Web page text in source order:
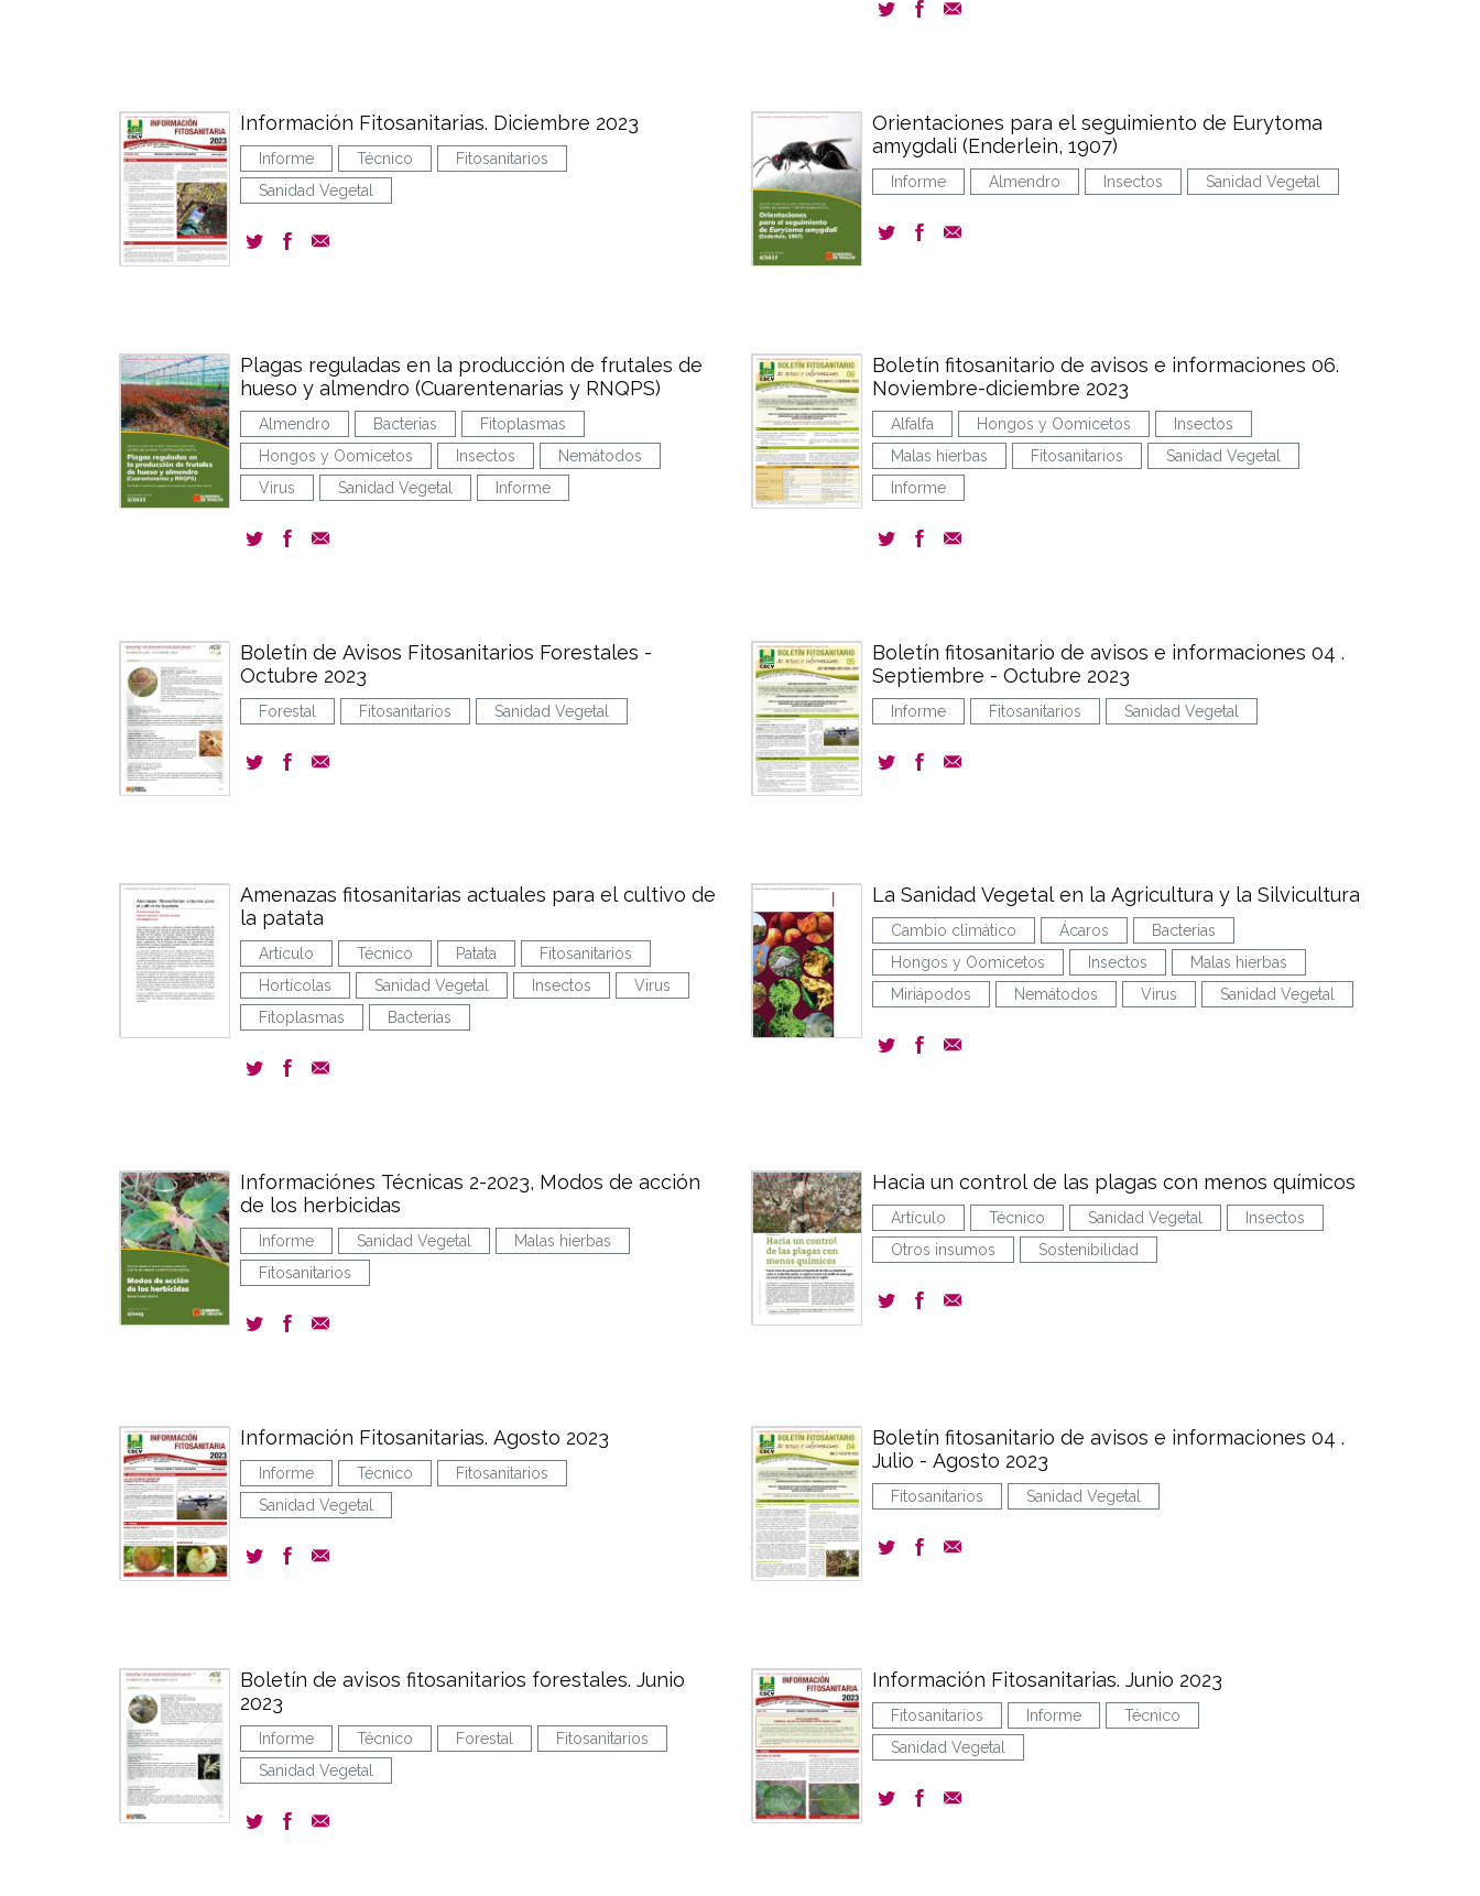
Información Fitosanitarias. Diciembre 2023
Informe Técnico
Fitosanitarios
Sanidad Vegetal
Orientaciones para el seguimiento de Eurytoma
amygdali (Enderlein, 1907)
Informe Almendro Insectos Sanidad Vegetal
Plagas reguladas en la producción de frutales de
hueso y almendro (Cuarentenarias y RNQPS)
Almendro Bacterias
Fitoplasmas
Hongos y Oomicetos
Insectos
Nemátodos
Virus
Sanidad Vegetal Informe
Boletín fitosanitario de avisos e informaciones 06.
Noviembre-diciembre 2023
Alfalfa Hongos y Oomicetos
Insectos
Malas hierbas
Fitosanitarios
Sanidad Vegetal
Informe
Boletín de Avisos Fitosanitarios Forestales -
Octubre 2023
Forestal Fitosanitarios Sanidad Vegetal
Boletín fitosanitario de avisos e informaciones 04 .
Septiembre - Octubre 2023
Informe Fitosanitarios Sanidad Vegetal
Amenazas fitosanitarias actuales para el cultivo de
la patata
Artículo Técnico Patata
Fitosanitarios
Hortícolas
Sanidad Vegetal Insectos
Virus
Fitoplasmas
Bacterias
La Sanidad Vegetal en la Agricultura y la Silvicultura
Cambio climático Ácaros
Bacterias
Hongos y Oomicetos
Insectos
Malas hierbas
Miriápodos
Nemátodos Virus Sanidad Vegetal
Informaciónes Técnicas 2-2023, Modos de acción
de los herbicidas
Informe Sanidad Vegetal
Malas hierbas
Fitosanitarios
Hacia un control de las plagas con menos químicos
Artículo Técnico Sanidad Vegetal
Insectos
Otros insumos
Sostenibilidad
Información Fitosanitarias. Agosto 2023
Informe Técnico
Fitosanitarios
Sanidad Vegetal
Boletín fitosanitario de avisos e informaciones 04 .
Julio - Agosto 2023
Fitosanitarios Sanidad Vegetal
Boletín de avisos fitosanitarios forestales. Junio
2023
Informe Técnico Forestal
Fitosanitarios
Sanidad Vegetal
Información Fitosanitarias. Junio 2023
Fitosanitarios Informe
Técnico
Sanidad Vegetal